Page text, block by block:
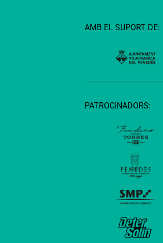
AMB EL SUPORT DE:
PATROCINADORS: